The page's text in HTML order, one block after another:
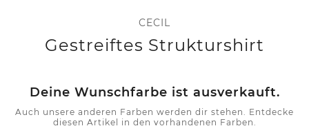
CECIL
Gestreiftes Strukturshirt
Deine Wunschfarbe ist ausverkauft.
Auch unsere anderen Farben werden dir stehen. Entdecke
diesen Artikel in den vorhandenen Farben.